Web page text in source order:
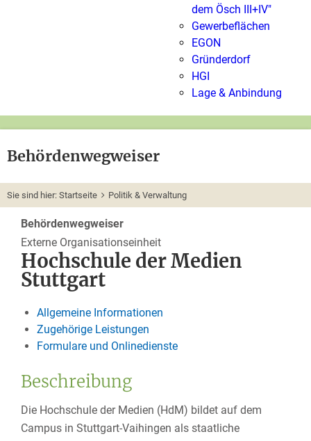
dem Ösch III+IV"
Gewerbeflächen
EGON
Gründerdorf
HGI
Lage & Anbindung
Behördenwegweiser
Sie sind hier: Startseite Politik & Verwaltung
Behördenwegweiser
Externe Organisationseinheit
Hochschule der Medien
Stuttgart
Allgemeine Informationen
Zugehörige Leistungen
Formulare und Onlinedienste
Beschreibung
Die Hochschule der Medien (HdM) bildet auf dem
Campus in Stuttgart-Vaihingen als staatliche